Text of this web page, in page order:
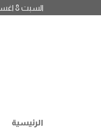
السبت 8 اغسطس 2026
الرئيسية